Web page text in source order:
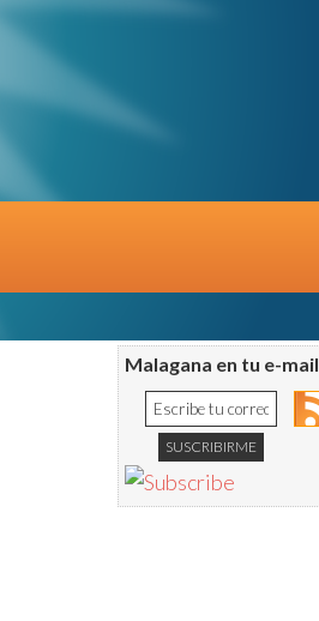
Malagana en tu e-mail